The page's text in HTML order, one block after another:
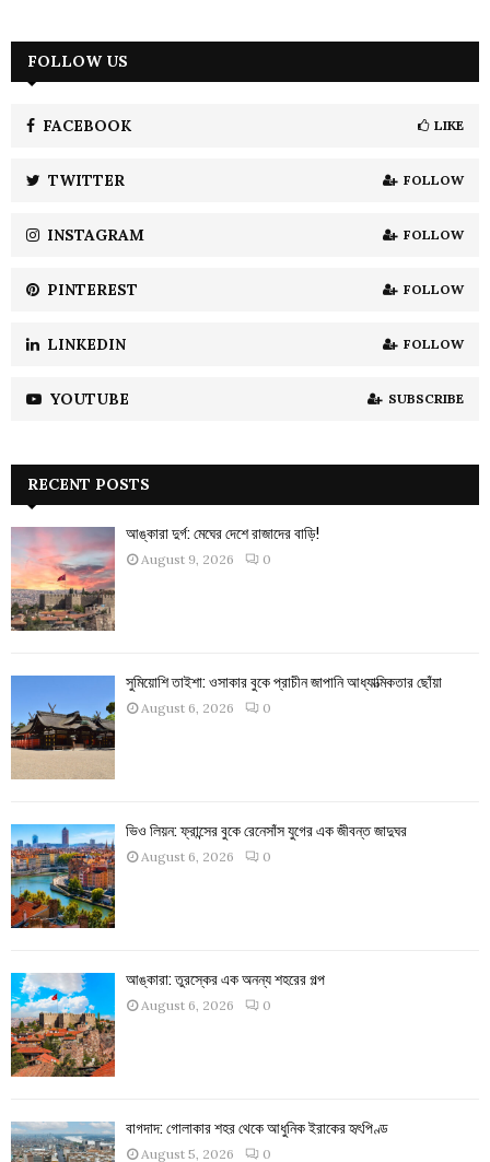
h
H
FOLLOW US
FACEBOOK LIKE
TWITTER FOLLOW
INSTAGRAM FOLLOW
PINTEREST FOLLOW
LINKEDIN FOLLOW
YOUTUBE SUBSCRIBE
RECENT POSTS
আঙ্কারা দুর্গ: মেঘের দেশে রাজাদের বাড়ি!
August 9, 2026 0
সুমিয়োশি তাইশা: ওসাকার বুকে প্রাচীন জাপানি আধ্যাত্মিকতার ছোঁয়া
August 6, 2026 0
ভিও লিয়ন: ফ্রান্সের বুকে রেনেসাঁস যুগের এক জীবন্ত জাদুঘর
August 6, 2026 0
আঙ্কারা: তুরস্কের এক অনন্য শহরের গল্প
August 6, 2026 0
বাগদাদ: গোলাকার শহর থেকে আধুনিক ইরাকের হৃৎপিণ্ড
August 5, 2026 0